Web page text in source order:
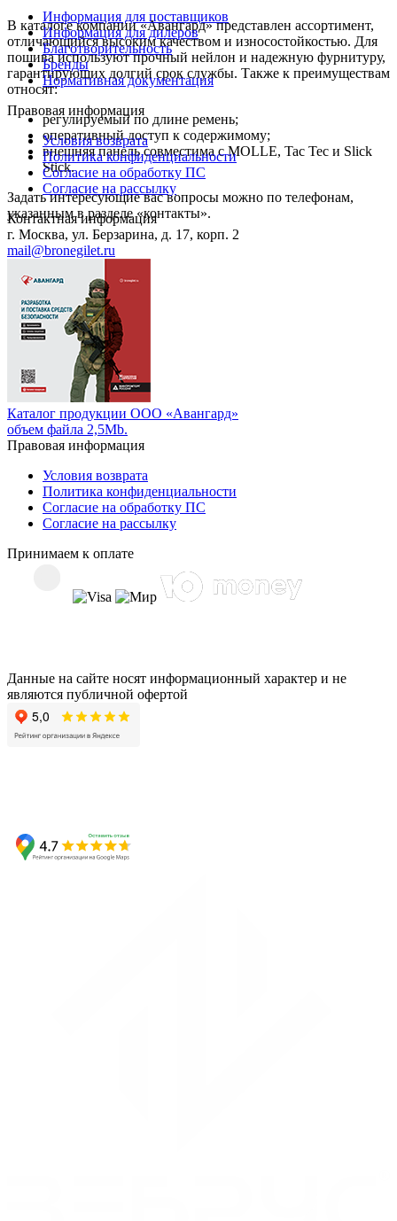
В каталоге компании «Авангард» представлен ассортимент,
отличающийся высоким качеством и износостойкостью. Для
пошива используют прочный нейлон и надежную фурнитуру,
гарантирующих долгий срок службы. Также к преимуществам
относят:
регулируемый по длине ремень;
оперативный доступ к содержимому;
внешняя панель совместима с MOLLE, Tac Tec и Slick
Stick.
Задать интересующие вас вопросы можно по телефонам,
указанным в разделе «контакты».
Информация для поставщиков
Информация для дилеров
Благотворительность
Бренды
Нормативная документация
Правовая информация
Условия возврата
Политика конфиденциальности
Согласие на обработку ПС
Согласие на рассылку
Контактная информация
г. Москва, ул. Берзарина, д. 17, корп. 2
mail@bronegilet.ru
Каталог продукции ООО «Авангард»
объем файла 2,5Mb.
Правовая информация
Условия возврата
Политика конфиденциальности
Согласие на обработку ПС
Согласие на рассылку
Принимаем к оплате
Данные на сайте носят информационный характер и не
являются публичной офертой